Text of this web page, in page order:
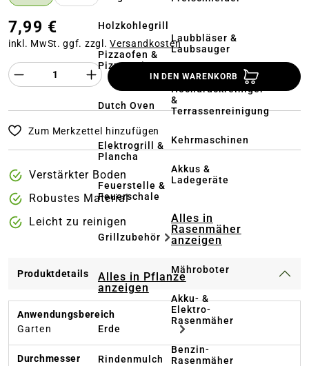
Holzkohlegrill
Pizzaofen &
Pizzastein
Dutch Oven
Elektrogrill &
Plancha
Feuerstelle &
Feuerschale
Grillzubehör
Alles in Pflanze
anzeigen
Erde
Rindenmulch
Laubbläser &
Laubsauger
Hochdruckreiniger
&
Terrassenreinigung
Kehrmaschinen
Akkus &
Ladegeräte
Alles in
Rasenmäher
anzeigen
Mähroboter
Akku- &
Elektro-
Rasenmäher
Benzin-
Rasenmäher
7,99 €
inkl. MwSt. ggf. zzgl.Versandkosten
Produkt Anzahl des Produktes
IN DEN WARENKORB
Zum Merkzettel hinzufügen
Verstärkter Boden
Robustes Material
Leicht zu reinigen
Produktdetails
Anwendungsbereich
Garten
Durchmesser